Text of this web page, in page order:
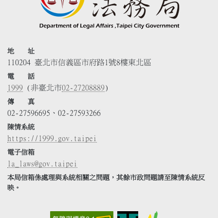
地 址
110204 臺北市信義區市府路1號8樓東北區
電 話
1999 (非臺北市02-27208889)
傳 真
02-27596695、02-27593266
陳情系統
https://1999.gov.taipei
電子信箱
la_laws@gov.taipei
本局信箱係處理與系統相關之問題，其餘市政問題請至陳情系統反
映。